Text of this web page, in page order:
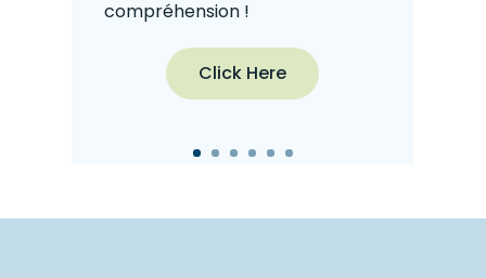
compréhension !
Click Here